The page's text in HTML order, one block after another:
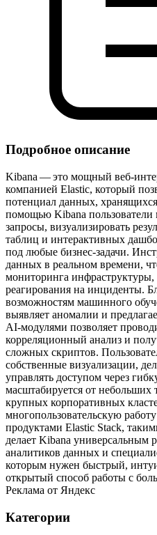
Подробное описание
Kibana — это мощный
компанией Elastic, который
потенциал данных,
помощью Kibana
запросы, визуализировать
таблиц и интерактивных
под любые бизнес‑задачи.
данных в реальном времени,
мониторинга инфраструктуры,
реагирования на инциденты.
возможностям машинного
выявляет аномалии и
AI‑модулями позволяет
корреляционный анализ и
сложных скриптов.
собственные визуализации,
управлять доступом через
масштабируется от небольших
крупных корпоративных
многопользовательскую
продуктами Elastic Stack,
делает Kibana универсальным
аналитиков данных и
которым нужен быстрый,
открытый способ работы с
Реклама от Яндекс
Категории